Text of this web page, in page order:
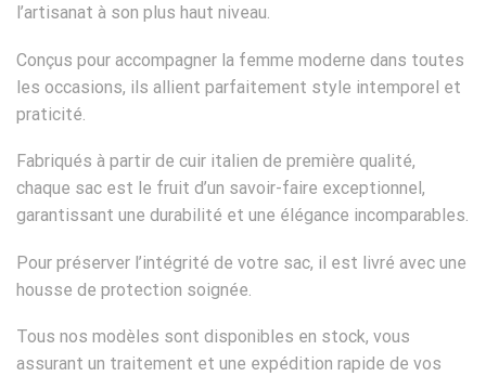
l’artisanat à son plus haut niveau.
Conçus pour accompagner la femme moderne dans toutes
les occasions, ils allient parfaitement style intemporel et
praticité.
Fabriqués à partir de cuir italien de première qualité,
chaque sac est le fruit d’un savoir-faire exceptionnel,
garantissant une durabilité et une élégance incomparables.
Pour préserver l’intégrité de votre sac, il est livré avec une
housse de protection soignée.
Tous nos modèles sont disponibles en stock, vous
assurant un traitement et une expédition rapide de vos